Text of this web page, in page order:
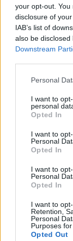
your opt-out.
disclosure of
IAB’s list of
also be
Downstream
Personal
I want to
personal
Opted In
I want to
Personal
Opted In
I want to
Personal
Opted In
I want to
Retention,
Personal
Purposes
Opted Out
κατάστημα
07/07/2026 - 11:54